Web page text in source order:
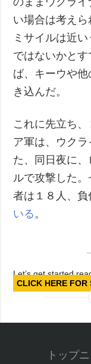
い場合は考え
ミサイルは近
ではないかと
ば、キーウや
き込んだ。
これに先立ち
ア軍は、ウク
た、同日夜に
ルで攻撃した
者は１８人、
いる 。
Let’s get started
CLICK HERE FOR
トップ